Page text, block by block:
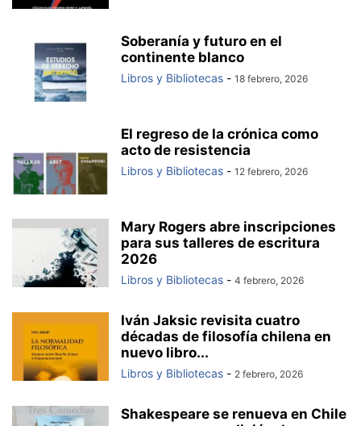
Soberanía y futuro en el
continente blanco
Libros y Bibliotecas - 18 febrero, 2026
El regreso de la crónica como
acto de resistencia
Libros y Bibliotecas - 12 febrero, 2026
Mary Rogers abre inscripciones
para sus talleres de escritura
2026
Libros y Bibliotecas - 4 febrero, 2026
Iván Jaksic revisita cuatro
décadas de filosofía chilena en
nuevo libro...
Libros y Bibliotecas - 2 febrero, 2026
Shakespeare se renueva en Chile